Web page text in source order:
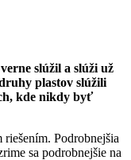
slúžil a slúži už
plastov slúžili
kde nikdy byť
Podrobnejšia
sa podrobnejšie na